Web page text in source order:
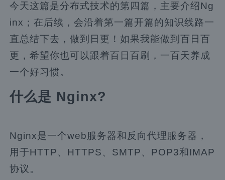
今天这篇是分布式技术的第四篇，主要介绍Ng
inx；在后续，会沿着第一篇开篇的知识线路一
直总结下去，做到日更！如果我能做到百日百
更，希望你也可以跟着百日百刷，一百天养成
一个好习惯。
什么是 Nginx?
Nginx是一个web服务器和反向代理服务器，
用于HTTP、HTTPS、SMTP、POP3和IMAP
协议。